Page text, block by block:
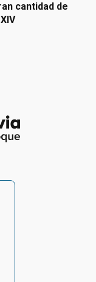
cantidad de